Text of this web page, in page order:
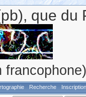
que du
Recherche Inscription